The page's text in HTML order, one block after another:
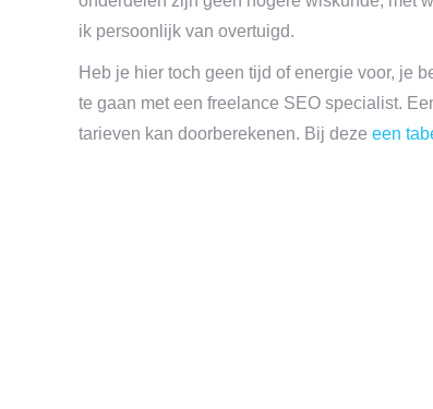
ik persoonlijk van overtuigd.
Heb je hier toch geen tijd of energie voor, je
te gaan met een freelance SEO specialist.
tarieven kan doorberekenen. Bij deze een